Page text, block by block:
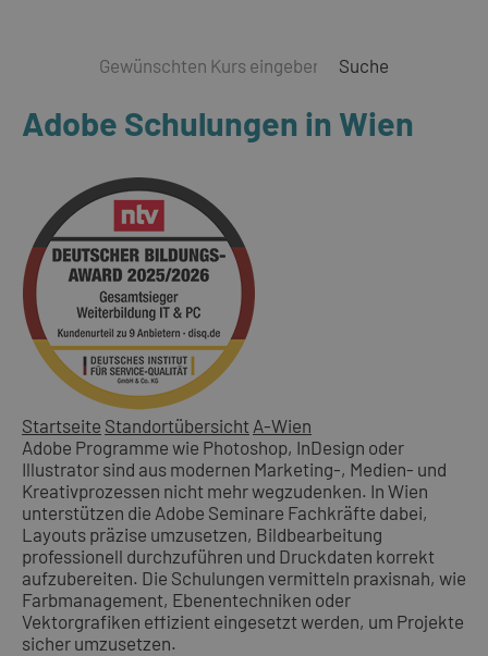
Suche
Adobe Schulungen in Wien
Startseite Standortübersicht A-Wien
Adobe Programme wie Photoshop, InDesign oder
Illustrator sind aus modernen Marketing-, Medien- und
Kreativprozessen nicht mehr wegzudenken. In Wien
unterstützen die Adobe Seminare Fachkräfte dabei,
Layouts präzise umzusetzen, Bildbearbeitung
professionell durchzuführen und Druckdaten korrekt
aufzubereiten. Die Schulungen vermitteln praxisnah, wie
Farbmanagement, Ebenentechniken oder
Vektorgrafiken effizient eingesetzt werden, um Projekte
sicher umzusetzen.